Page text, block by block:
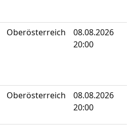
Oberösterreich
08.08.2026
20:00
Oberösterreich
08.08.2026
20:00